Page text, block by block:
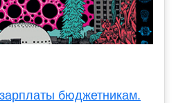
бюджетникам.